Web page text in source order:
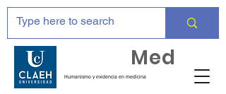
Humanismo y evidencia en medicina
Med